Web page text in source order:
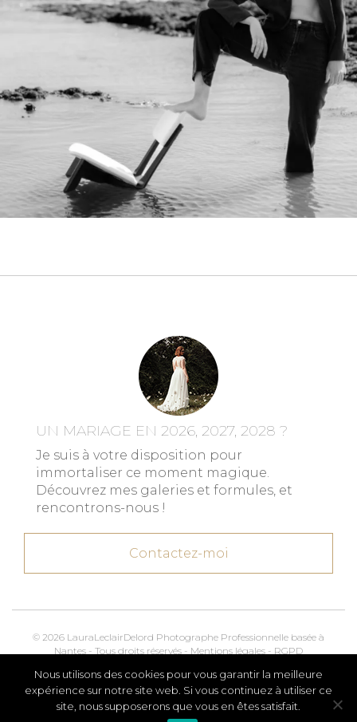
UN MARIAGE EN 2026, 2027, 2028 ?
Je suis à votre disposition pour
immortaliser ce moment magique.
Découvrez mes galeries et formules, et
rencontrons-nous !
Contactez-moi
© 2026 LauraLeclairDelord Photographe Professionnelle basée à
Nantes - Tous droits réservés - Mentions légales - RGPD
Kroox.ioMarketing, Creative & Digital
Nous utilisons des cookies pour vous garantir la meilleure
expérience sur notre site web. Si vous continuez à utiliser ce
site, nous supposerons que vous en êtes satisfait.